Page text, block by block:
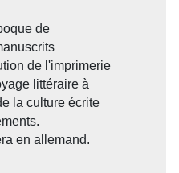
de
de l'imprimerie
littéraire à
la culture écrite
en allemand.